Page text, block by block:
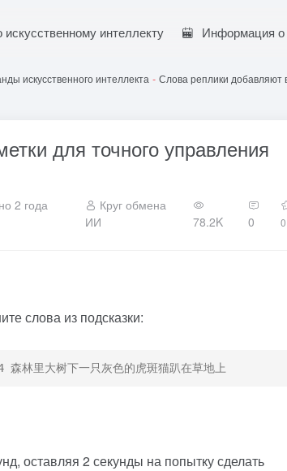
интеллекту Информация о
искусственного интеллекта - Слова реплики добавляют
для точного управления
2 года
Круг обмена
ИИ
78.2K 0 0
слова из подсказки:
林里大树下一只灰色的虎斑猫趴在草地上
оставляя 2 секунды на попытку сделать